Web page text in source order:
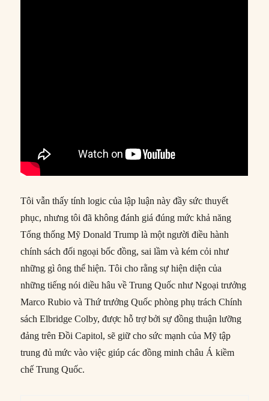
Tôi vẫn thấy tính logic của lập luận này đầy sức thuyết
phục, nhưng tôi đã không đánh giá đúng mức khả năng
Tổng thống Mỹ Donald Trump là một người điều hành
chính sách đối ngoại bốc đồng, sai lầm và kém cỏi như
những gì ông thể hiện. Tôi cho rằng sự hiện diện của
những tiếng nói diều hâu về Trung Quốc như Ngoại trưởng
Marco Rubio và Thứ trưởng Quốc phòng phụ trách Chính
sách Elbridge Colby, được hỗ trợ bởi sự đồng thuận lưỡng
đảng trên Đồi Capitol, sẽ giữ cho sức mạnh của Mỹ tập
trung đủ mức vào việc giúp các đồng minh châu Á kiềm
chế Trung Quốc.